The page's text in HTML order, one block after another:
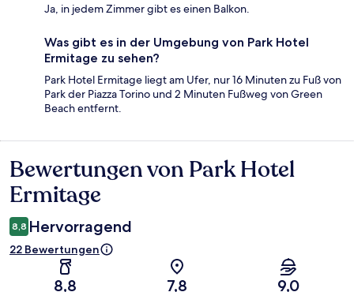
Ja, in jedem Zimmer gibt es einen Balkon.
Was gibt es in der Umgebung von Park Hotel
Ermitage zu sehen?
Park Hotel Ermitage liegt am Ufer, nur 16 Minuten zu Fuß von
Park der Piazza Torino und 2 Minuten Fußweg von Green
Beach entfernt.
Bewertungen
Bewertungen von Park Hotel
Ermitage
8,8 Hervorragend
22 Bewertungen
8,8 7,8 9,0